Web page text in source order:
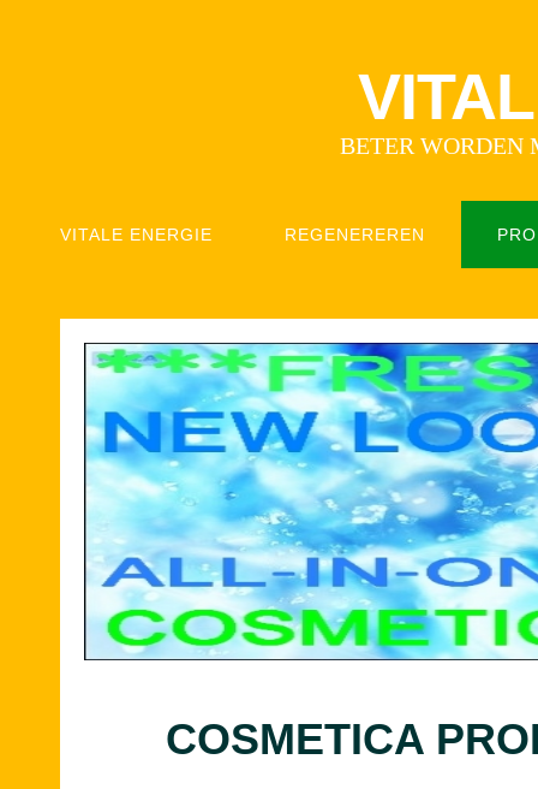
BETER WORDEN
VITALE ENERGIE REGENEREREN
COSMETICA